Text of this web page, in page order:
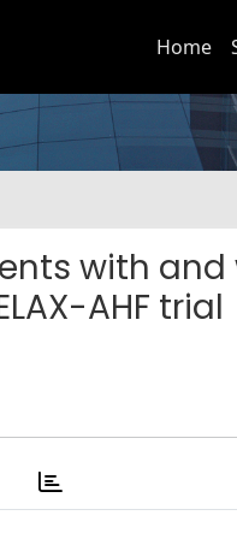
Home
with
AHF trial